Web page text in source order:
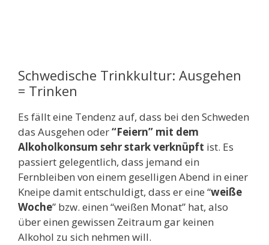
Schwedische Trinkkultur: Ausgehen
= Trinken
Es fällt eine Tendenz auf, dass bei den Schweden
das Ausgehen oder“Feiern” mit dem
Alkoholkonsum sehr stark verknüpft ist. Es
passiert gelegentlich, dass jemand ein
Fernbleiben von einem geselligen Abend in einer
Kneipe damit entschuldigt, dass er eine “weiße
Woche” bzw. einen “weißen Monat” hat, also
über einen gewissen Zeitraum gar keinen
Alkohol zu sich nehmen will.